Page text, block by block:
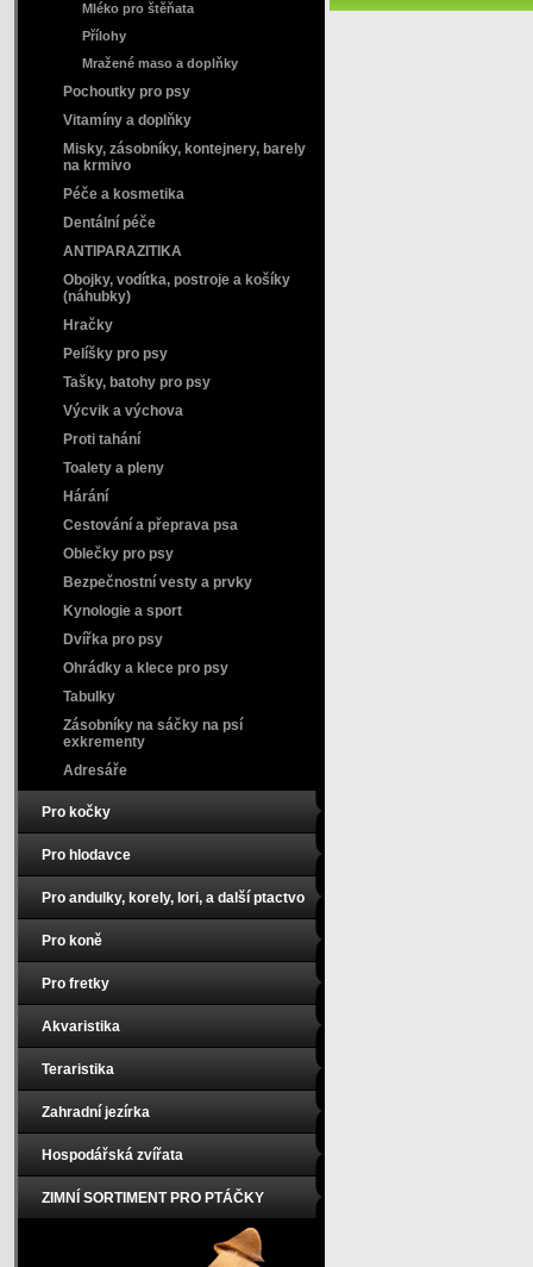
Mléko pro štěňata
Přílohy
Mražené maso a doplňky
Pochoutky pro psy
Vitamíny a doplňky
Misky, zásobníky, kontejnery, barely
na krmivo
Péče a kosmetika
Dentální péče
ANTIPARAZITIKA
Obojky, vodítka, postroje a košíky
(náhubky)
Hračky
Pelíšky pro psy
Tašky, batohy pro psy
Výcvik a výchova
Proti tahání
Toalety a pleny
Hárání
Cestování a přeprava psa
Oblečky pro psy
Bezpečnostní vesty a prvky
Kynologie a sport
Dvířka pro psy
Ohrádky a klece pro psy
Tabulky
Zásobníky na sáčky na psí
exkrementy
Adresáře
Pro kočky
Pro hlodavce
Pro andulky, korely, lori, a další ptactvo
Pro koně
Pro fretky
Akvaristika
Teraristika
Zahradní jezírka
Hospodářská zvířata
ZIMNÍ SORTIMENT PRO PTÁČKY